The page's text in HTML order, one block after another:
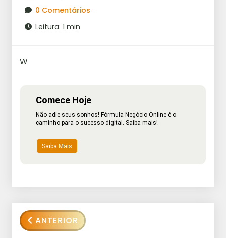
0 Comentários
Leitura: 1 min
W
Comece Hoje
Não adie seus sonhos! Fórmula Negócio Online é o
caminho para o sucesso digital. Saiba mais!
Saiba Mais
ANTERIOR